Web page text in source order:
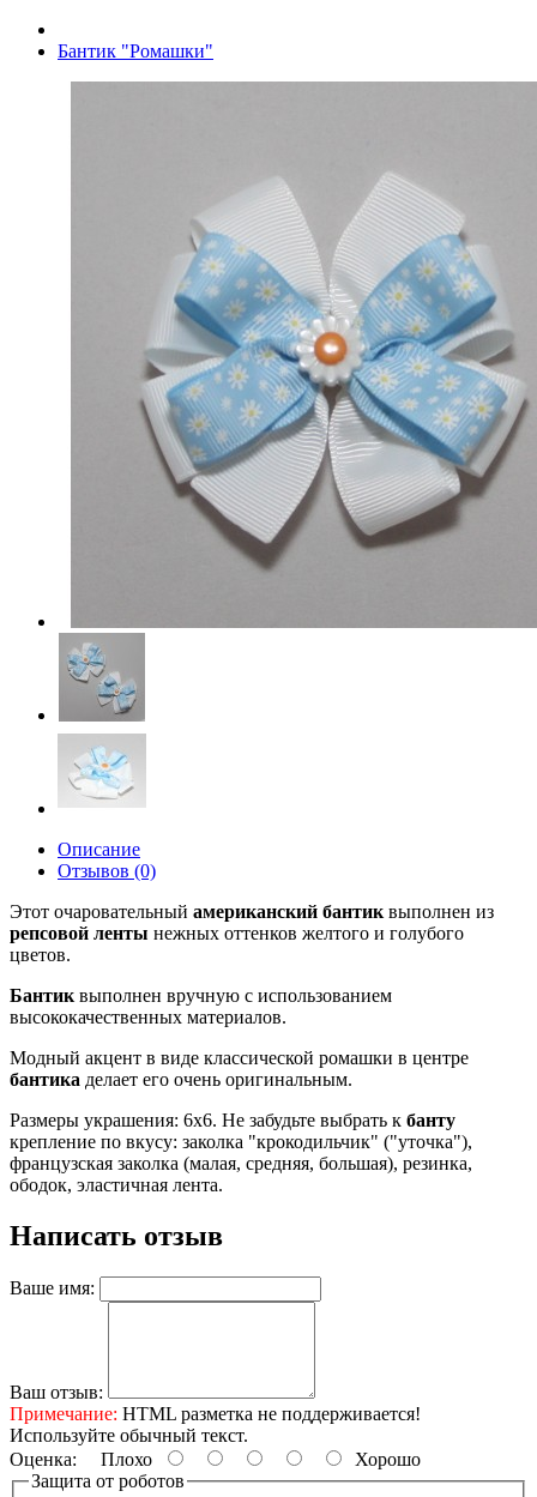
Бантик "Ромашки"
Описание
Отзывов (0)
Этот очаровательный американский бантик выполнен из
репсовой ленты нежных оттенков желтого и голубого
цветов.
Бантик выполнен вручную с использованием
высококачественных материалов.
Модный акцент в виде классической ромашки в центре
бантика делает его очень оригинальным.
Размеры украшения: 6x6. Не забудьте выбрать к банту
крепление по вкусу: заколка "крокодильчик" ("уточка"),
французская заколка (малая, средняя, большая), резинка,
ободок, эластичная лента.
Написать отзыв
Ваше имя:
Ваш отзыв:
Примечание: HTML разметка не поддерживается!
Используйте обычный текст.
Оценка: Плохо
Хорошо
Защита от роботов